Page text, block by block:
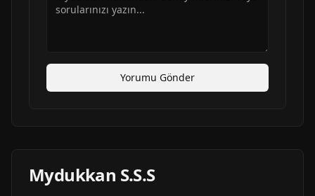
Yorumu Gönder
Mydukkan S.S.S